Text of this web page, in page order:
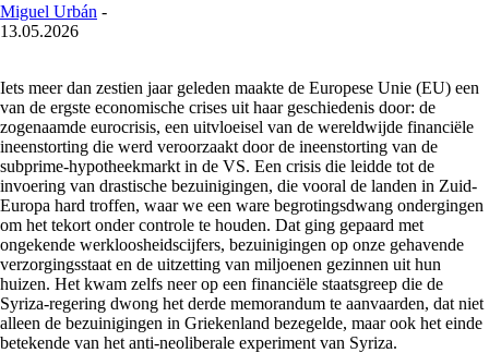
Miguel Urbán -
13.05.2026
Iets meer dan zestien jaar geleden maakte de Europese Unie (EU) een
van de ergste economische crises uit haar geschiedenis door: de
zogenaamde eurocrisis, een uitvloeisel van de wereldwijde financiële
ineenstorting die werd veroorzaakt door de ineenstorting van de
subprime-hypotheekmarkt in de VS. Een crisis die leidde tot de
invoering van drastische bezuinigingen, die vooral de landen in Zuid-
Europa hard troffen, waar we een ware begrotingsdwang ondergingen
om het tekort onder controle te houden. Dat ging gepaard met
ongekende werkloosheidscijfers, bezuinigingen op onze gehavende
verzorgingsstaat en de uitzetting van miljoenen gezinnen uit hun
huizen. Het kwam zelfs neer op een financiële staatsgreep die de
Syriza-regering dwong het derde memorandum te aanvaarden, dat niet
alleen de bezuinigingen in Griekenland bezegelde, maar ook het einde
betekende van het anti-neoliberale experiment van Syriza.